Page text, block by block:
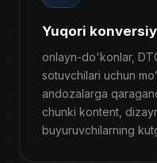
Yuqori
onlayn-do'konlar,
sotuvchilari uchun
andozalarga
chunki kontent,
buyuruvchilarning